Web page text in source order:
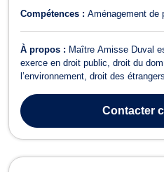
Compétences : Aménagement de
À propos : Maître Amisse Duval
exerce en droit public, droit du
l’environnement, droit des
droit public, traite des litiges
défens...
Contacter